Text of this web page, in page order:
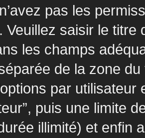
pas les
Veuillez saisir le
les champs
de la zone
par
puis une limite
illimité) et enfin